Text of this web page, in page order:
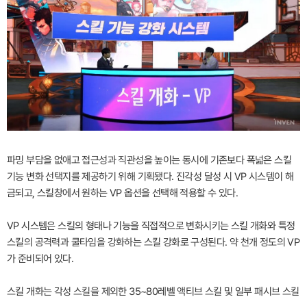
파밍 부담을 없애고 접근성과 직관성을 높이는 동시에 기존보다 폭넓은 스킬
기능 변화 선택지를 제공하기 위해 기획됐다. 진각성 달성 시 VP 시스템이 해
금되고, 스킬창에서 원하는 VP 옵션을 선택해 적용할 수 있다.
VP 시스템은 스킬의 형태나 기능을 직접적으로 변화시키는 스킬 개화와 특정
스킬의 공격력과 쿨타임을 강화하는 스킬 강화로 구성된다. 약 천개 정도의 VP
가 준비되어 있다.
스킬 개화는 각성 스킬을 제외한 35~80레벨 액티브 스킬 및 일부 패시브 스킬